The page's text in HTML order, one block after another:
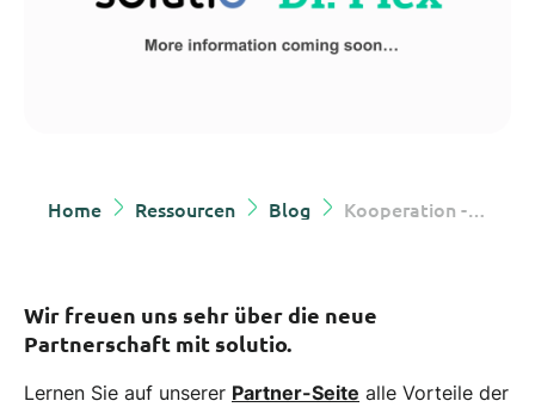
Home Ressourcen Blog Kooperation - solutio und Dr. Flex
Wir freuen uns sehr über die neue
Partnerschaft mit solutio.
Lernen Sie auf unserer Partner-Seite alle Vorteile der